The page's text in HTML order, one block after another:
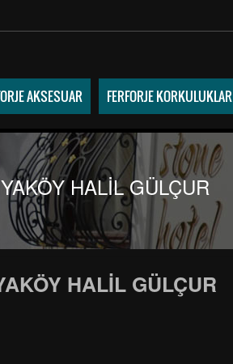
AKSESUAR FERFORJE KORKULUKLAR
HALİL GÜLÇUR
HALİL GÜLÇUR